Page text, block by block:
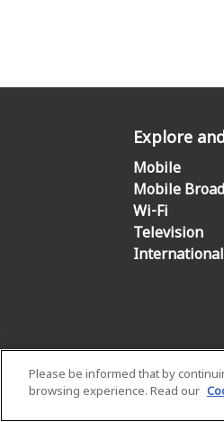
Explore
Mobile
Mobile
Wi-Fi
Television
Please be informed that by
browsing experience. Read our